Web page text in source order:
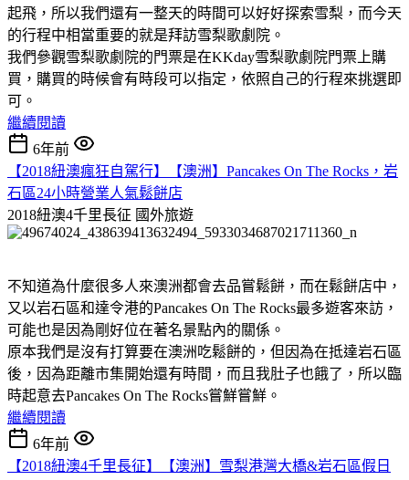
起飛，所以我們還有一整天的時間可以好好探索雪梨，而今天
的行程中相當重要的就是拜訪雪梨歌劇院。
我們參觀雪梨歌劇院的門票是在KKday雪梨歌劇院門票上購
買，購買的時候會有時段可以指定，依照自己的行程來挑選即
可。
繼續閱讀
6年前
【2018紐澳瘋狂自駕行】【澳洲】Pancakes On The Rocks，岩
石區24小時營業人氣鬆餅店
2018紐澳4千里長征 國外旅遊
不知道為什麼很多人來澳洲都會去品嘗鬆餅，而在鬆餅店中，
又以岩石區和達令港的Pancakes On The Rocks最多遊客來訪，
可能也是因為剛好位在著名景點內的關係。
原本我們是沒有打算要在澳洲吃鬆餅的，但因為在抵達岩石區
後，因為距離市集開始還有時間，而且我肚子也餓了，所以臨
時起意去Pancakes On The Rocks嘗鮮嘗鮮。
繼續閱讀
6年前
【2018紐澳4千里長征】【澳洲】雪梨港灣大橋&岩石區假日